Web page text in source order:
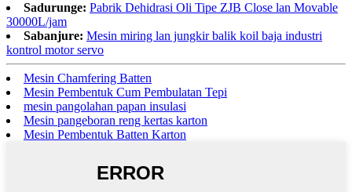
Sadurunge: Pabrik Dehidrasi Oli Tipe ZJB Close lan Movable
30000L/jam
Sabanjure: Mesin miring lan jungkir balik koil baja industri
kontrol motor servo
Mesin Chamfering Batten
Mesin Pembentuk Cum Pembulatan Tepi
mesin pangolahan papan insulasi
Mesin pangeboran reng kertas karton
Mesin Pembentuk Batten Karton